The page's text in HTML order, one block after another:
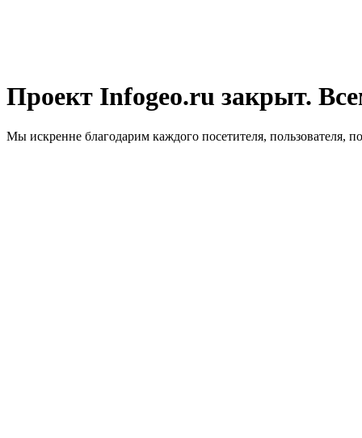
Проект Infogeo.ru закрыт.
Мы искренне благодарим каждого посетителя, пользователя,